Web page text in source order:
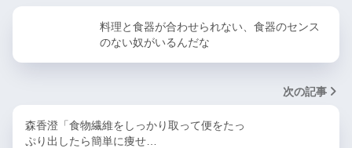
料理と食器が合わせられない、食器のセンス
のない奴がいるんだな
次の記事
森香澄「食物繊維をしっかり取って便をたっ
ぷり出したら簡単に痩せ…